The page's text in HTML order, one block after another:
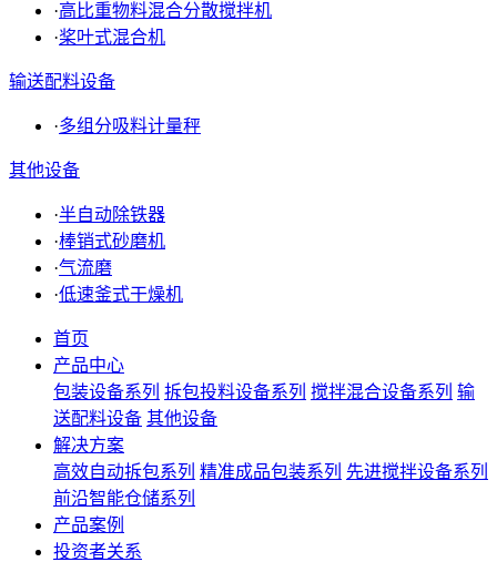
·高比重物料混合分散搅拌机
·桨叶式混合机
输送配料设备
·多组分吸料计量秤
其他设备
·半自动除铁器
·棒销式砂磨机
·气流磨
·低速釜式干燥机
首页
产品中心
包装设备系列 拆包投料设备系列 搅拌混合设备系列 输
送配料设备 其他设备
解决方案
高效自动拆包系列 精准成品包装系列 先进搅拌设备系列
前沿智能仓储系列
产品案例
投资者关系